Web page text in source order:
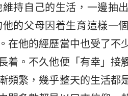
持自己的生活，一邊抽
的父母因着生育這樣一
在他的經歷當中也受了不
。不久他便「有幸」接
頻繁，幾乎整天的生活都